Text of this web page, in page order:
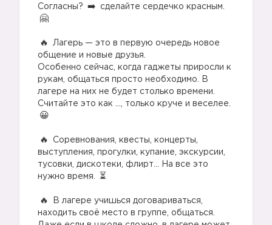
Согласны?
сделайте сердечко красным.
Лагерь — это в первую очередь новое
общение и новые друзья.
Особенно сейчас, когда гаджеты приросли к
рукам, общаться просто необходимо. В
лагере на них не будет столько времени.
Считайте это как ..., только круче и веселее.
Соревнования, квесты, концерты,
выступления, прогулки, купание, экскурсии,
тусовки, дискотеки, флирт… На все это
нужно время.
В лагере учишься договариваться,
находить своё место в группе, общаться.